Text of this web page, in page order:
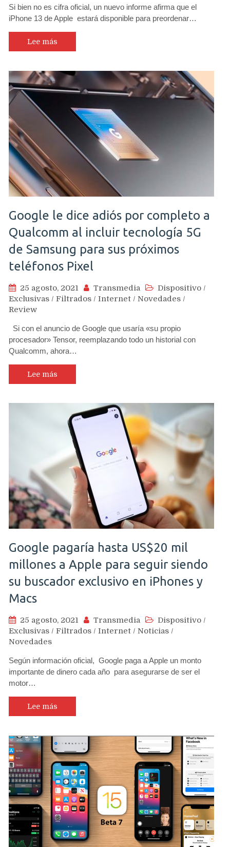
Si bien no es cifra oficial, un nuevo informe afirma que el
iPhone 13 de Apple estará disponible para preordenar…
Lee más
Google le dice adiós por completo a
Qualcomm al incluir tecnología 5G
de Samsung para sus próximos
teléfonos Pixel
25 agosto, 2021 Transmedia Dispositivo /
Exclusivas / Filtrados / Internet / Novedades /
Review
Si con el anuncio de Google que usaría «su propio
procesador» Tensor, reemplazando todo un historial con
Qualcomm, ahora…
Lee más
Google pagaría hasta US$20 mil
millones a Apple para seguir siendo
su buscador exclusivo en iPhones y
Macs
25 agosto, 2021 Transmedia Dispositivo /
Exclusivas / Filtrados / Internet / Noticias /
Novedades
Según información oficial, Google paga a Apple un monto
importante de dinero cada año para asegurarse de ser el
motor…
Lee más